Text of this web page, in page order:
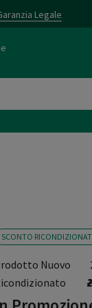
Legale
SCONTO
Nuovo